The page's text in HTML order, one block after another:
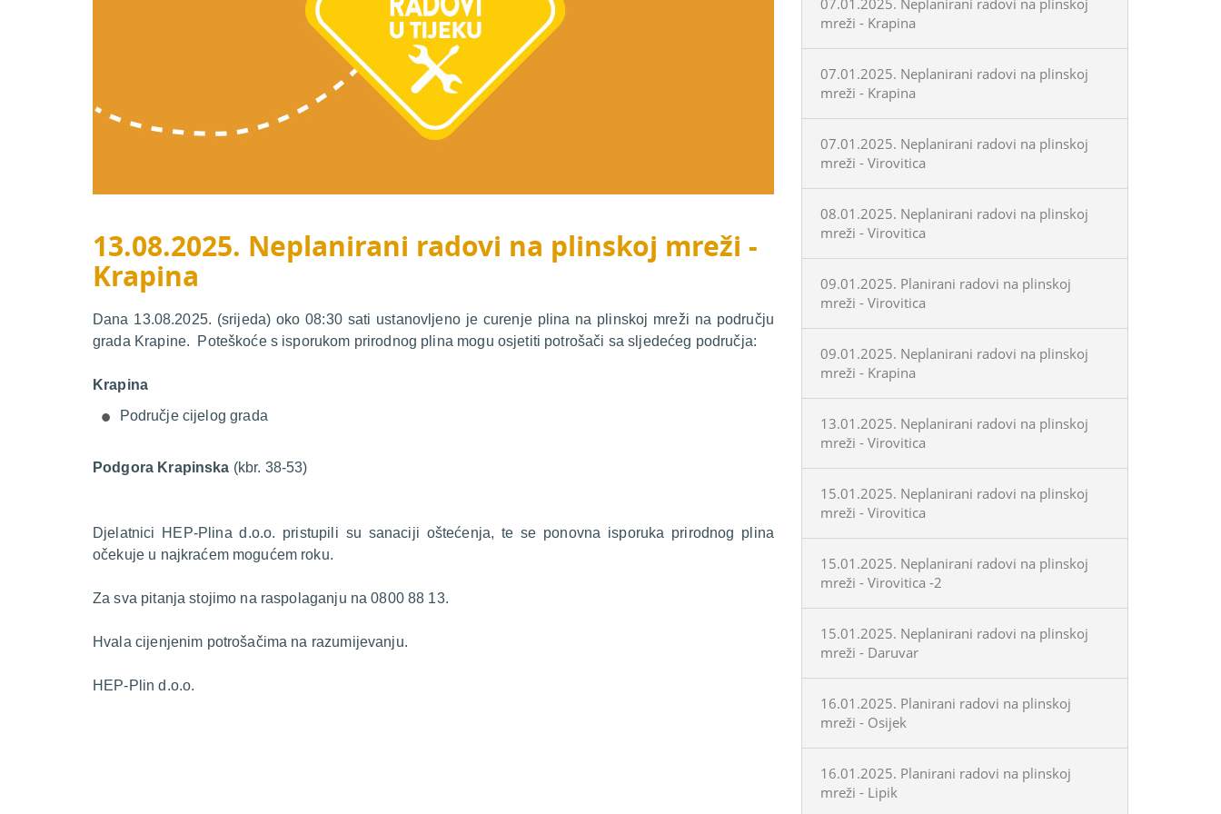
13.08.2025. Neplanirani radovi na plinskoj mreži -
Krapina
Dana 13.08.2025. (srijeda) oko 08:30 sati ustanovljeno je curenje plina na plinskoj mreži na području
grada Krapine. Poteškoće s isporukom prirodnog plina mogu osjetiti potrošači sa sljedećeg područja:
Krapina
Područje cijelog grada
Podgora Krapinska (kbr. 38-53)
Djelatnici HEP-Plina d.o.o. pristupili su sanaciji oštećenja, te se ponovna isporuka prirodnog plina
očekuje u najkraćem mogućem roku.
Za sva pitanja stojimo na raspolaganju na 0800 88 13.
Hvala cijenjenim potrošačima na razumijevanju.
HEP-Plin d.o.o.
07.01.2025. Neplanirani radovi na plinskoj
mreži - Krapina
07.01.2025. Neplanirani radovi na plinskoj
mreži - Krapina
07.01.2025. Neplanirani radovi na plinskoj
mreži - Virovitica
08.01.2025. Neplanirani radovi na plinskoj
mreži - Virovitica
09.01.2025. Planirani radovi na plinskoj
mreži - Virovitica
09.01.2025. Neplanirani radovi na plinskoj
mreži - Krapina
13.01.2025. Neplanirani radovi na plinskoj
mreži - Virovitica
15.01.2025. Neplanirani radovi na plinskoj
mreži - Virovitica
15.01.2025. Neplanirani radovi na plinskoj
mreži - Virovitica -2
15.01.2025. Neplanirani radovi na plinskoj
mreži - Daruvar
16.01.2025. Planirani radovi na plinskoj
mreži - Osijek
16.01.2025. Planirani radovi na plinskoj
mreži - Lipik